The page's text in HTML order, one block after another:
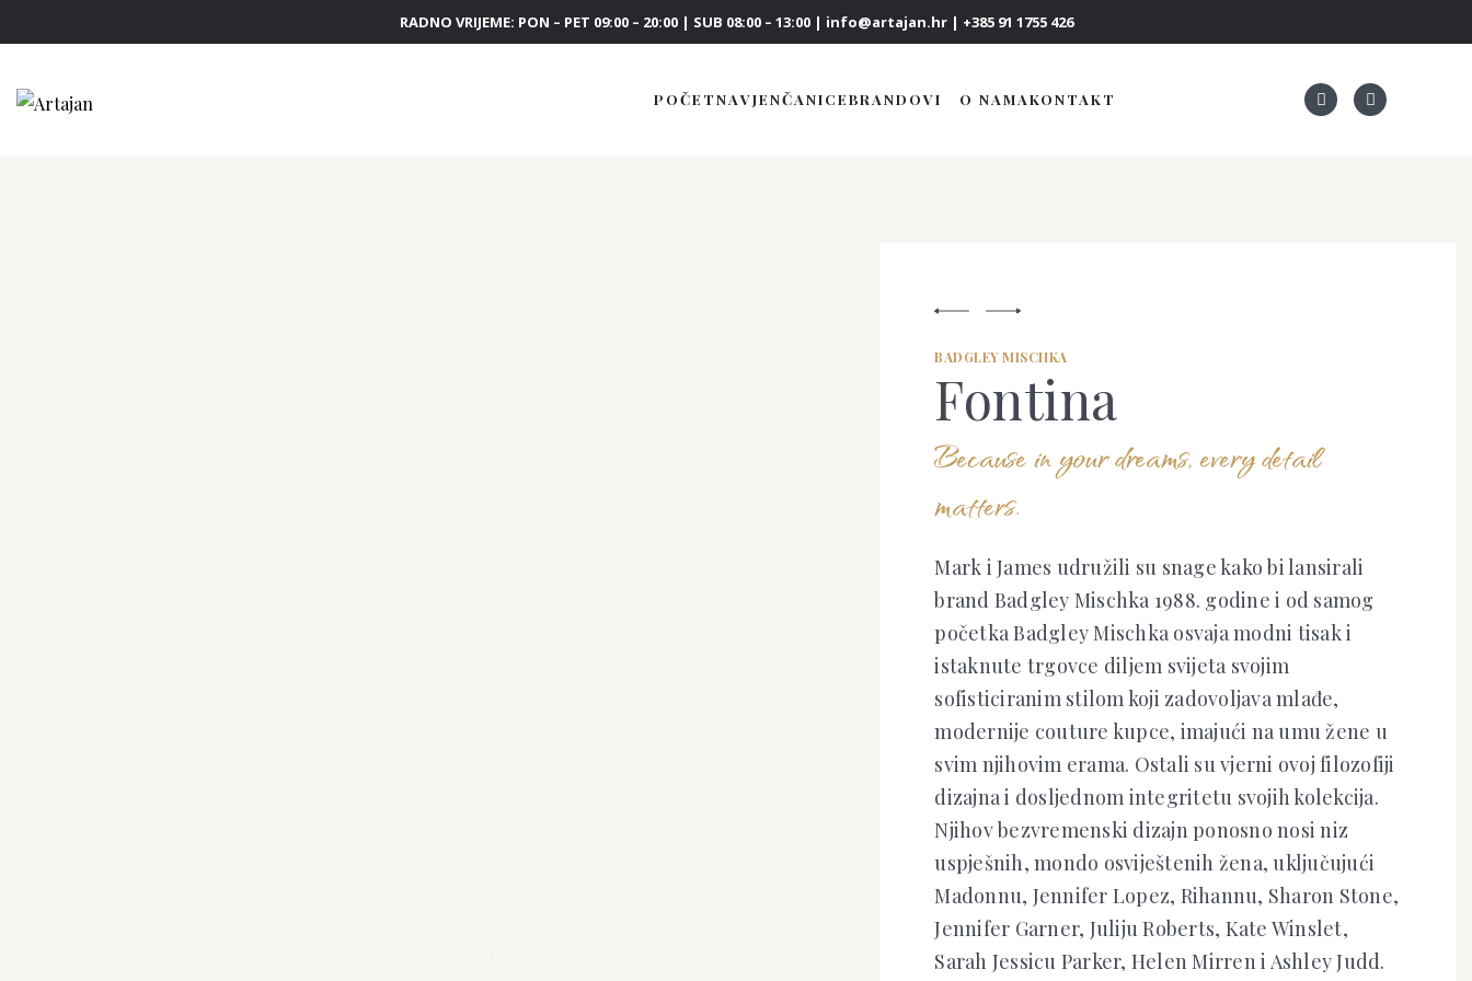
RADNO VRIJEME: PON – PET 09:00 – 20:00 | SUB 08:00 – 13:00 | info@artajan.hr | +385 91 1755 426
POČETNAVJENČANICEBRANDOVI O NAMAKONTAKT
Fontina
Because in your dreams, every detail
matters.
Mark i James udružili su snage kako bi lansirali
brand Badgley Mischka 1988. godine i od samog
početka Badgley Mischka osvaja modni tisak i
istaknute trgovce diljem svijeta svojim
sofisticiranim stilom koji zadovoljava mlađe,
modernije couture kupce, imajući na umu žene u
svim njihovim erama. Ostali su vjerni ovoj filozofiji
dizajna i dosljednom integritetu svojih kolekcija.
Njihov bezvremenski dizajn ponosno nosi niz
uspješnih, mondo osviještenih žena, uključujući
Madonnu, Jennifer Lopez, Rihannu, Sharon Stone,
Jennifer Garner, Juliju Roberts, Kate Winslet,
Sarah Jessicu Parker, Helen Mirren i Ashley Judd.
BADGLEY MISCHKA